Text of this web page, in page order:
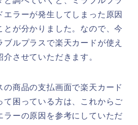
エラーが発生してしまった原因
とが分かりました。なので、今
ブルプラスで楽天カードが使え
させていただきます。
の商品の支払画面で楽天カード
て困っている方は、これからご
ラーの原因を参考にしていただ